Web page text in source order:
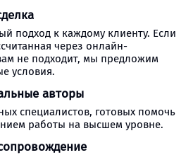
подход к каждому клиенту. Если
через онлайн-
не подходит, мы предложим
условия.
авторы
специалистов, готовых помочь
работы на высшем уровне.